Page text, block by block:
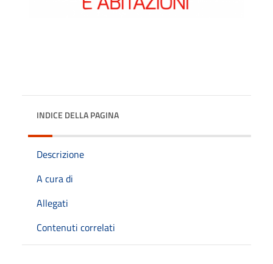
INDICE DELLA PAGINA
Descrizione
A cura di
Allegati
Contenuti correlati